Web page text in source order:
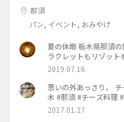
那須
パン, イベント, おみやげ
夏の休暇 栃木県那須
ラクレットもリゾット
2019.07.16
思いの外あっさり。 チ
木
2017.01.27